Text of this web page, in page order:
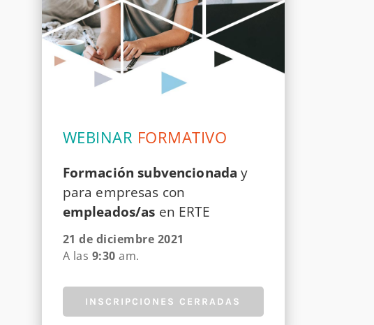
WEBINAR FORMATIVO
Formación subvencionada y
para empresas con
empleados/as en ERTE
21 de diciembre 2021
A las 9:30am.
INSCRIPCIONES CERRADAS